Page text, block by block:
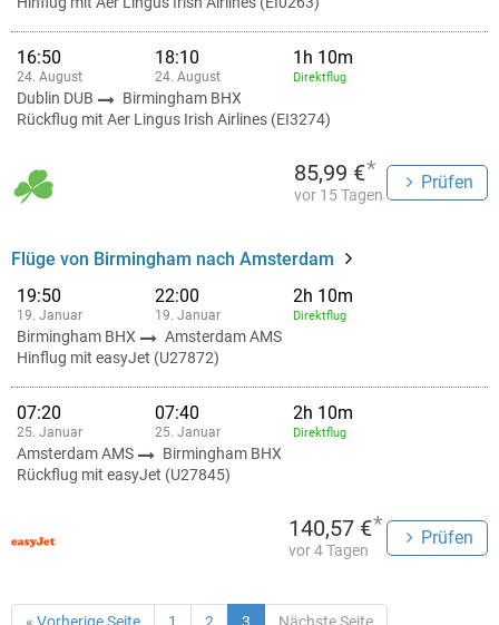
16:50
24. August
18:10
24. August
1h 10m
Direktflug
Dublin DUB
Birmingham BHX
Rückflug mit Aer Lingus Irish Airlines (EI3274)
85,99 €*
vor 15 Tagen
Prüfen
Flüge von Birmingham nach Amsterdam
19:50
19. Januar
22:00
19. Januar
2h 10m
Direktflug
Birmingham BHX
Amsterdam AMS
Hinflug mit easyJet (U27872)
07:20
25. Januar
07:40
25. Januar
2h 10m
Direktflug
Amsterdam AMS
Birmingham BHX
Rückflug mit easyJet (U27845)
140,57 €*
vor 4 Tagen
Prüfen